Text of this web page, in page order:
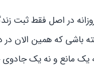
در اصل فقط ثبت
باشی که همین الان
یک مانع و نه یک